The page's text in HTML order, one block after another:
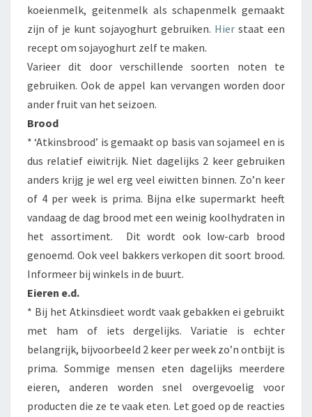
koeienmelk, geitenmelk als schapenmelk gemaakt
zijn of je kunt sojayoghurt gebruiken. Hier staat een
recept om sojayoghurt zelf te maken.
Varieer dit door verschillende soorten noten te
gebruiken. Ook de appel kan vervangen worden door
ander fruit van het seizoen.
Brood
* ‘Atkinsbrood’ is gemaakt op basis van sojameel en is
dus relatief eiwitrijk. Niet dagelijks 2 keer gebruiken
anders krijg je wel erg veel eiwitten binnen. Zo’n keer
of 4 per week is prima. Bijna elke supermarkt heeft
vandaag de dag brood met een weinig koolhydraten in
het assortiment. Dit wordt ook low-carb brood
genoemd. Ook veel bakkers verkopen dit soort brood.
Informeer bij winkels in de buurt.
Eieren e.d.
* Bij het Atkinsdieet wordt vaak gebakken ei gebruikt
met ham of iets dergelijks. Variatie is echter
belangrijk, bijvoorbeeld 2 keer per week zo’n ontbijt is
prima. Sommige mensen eten dagelijks meerdere
eieren, anderen worden snel overgevoelig voor
producten die ze te vaak eten. Let goed op de reacties